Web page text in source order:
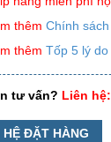
thêmChính
thêmTốp 5 lý
tư vấn? Liên
HỆ ĐẶT HÀNG